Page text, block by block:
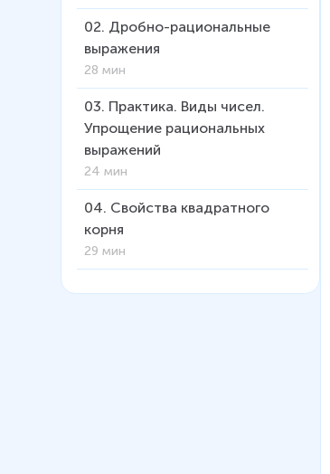
02. Дробно-рациональные
выражения
28 мин
03. Практика. Виды чисел.
Упрощение рациональных
выражений
24 мин
04. Свойства квадратного
корня
29 мин